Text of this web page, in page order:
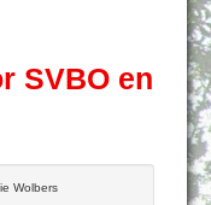
SVBO en
Wolbers